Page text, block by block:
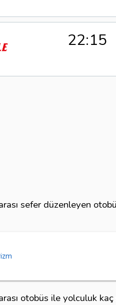
22:15
sefer düzenleyen
otobüs ile yolculuk